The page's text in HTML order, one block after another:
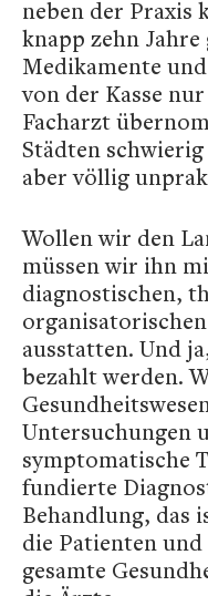
neben der Praxis
knapp zehn
Medikamente
von der Kasse
Facharzt
Städten
aber völlig
Wollen wir den
müssen wir ihn
diagnostischen,
ausstatten. Und
bezahlt werden.
Untersuchungen
symptomatische
fundierte
Behandlung, das
die Patienten
gesamte